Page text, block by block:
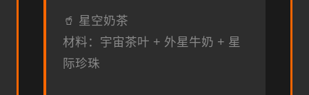
🥤 星空奶茶
材料：宇宙茶叶 + 外星牛奶 + 星
际珍珠